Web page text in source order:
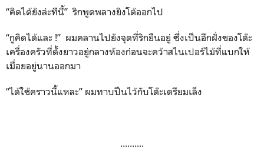
“คิดได้ยังล่ะทีนี้” ริกพูดพลางยิงโต้ออกไป
“กูคิดได้และ !” ผมคลานไปยังจุดที่ริกยืนอยู่ ซึ่งเป็นอีกฝั่งของโต๊ะ
เครื่องครัวที่ตั้งยาวอยู่กลางห้องก่อนจะคว้าสไนเปอร์ไม้ที่แบกให้
เมื่อยอยู่นานออกมา
“ได้ใช้คราวนี้แหละ” ผมทาบปืนไว้กับโต๊ะเตรียมเล็ง
..........